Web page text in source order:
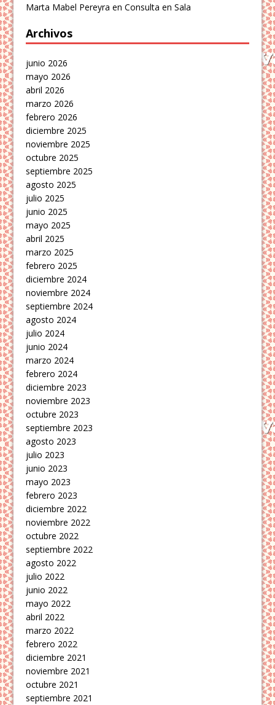
Marta Mabel Pereyra enConsulta en Sala
Archivos
junio 2026
mayo 2026
abril 2026
marzo 2026
febrero 2026
diciembre 2025
noviembre 2025
octubre 2025
septiembre 2025
agosto 2025
julio 2025
junio 2025
mayo 2025
abril 2025
marzo 2025
febrero 2025
diciembre 2024
noviembre 2024
septiembre 2024
agosto 2024
julio 2024
junio 2024
marzo 2024
febrero 2024
diciembre 2023
noviembre 2023
octubre 2023
septiembre 2023
agosto 2023
julio 2023
junio 2023
mayo 2023
febrero 2023
diciembre 2022
noviembre 2022
octubre 2022
septiembre 2022
agosto 2022
julio 2022
junio 2022
mayo 2022
abril 2022
marzo 2022
febrero 2022
diciembre 2021
noviembre 2021
octubre 2021
septiembre 2021